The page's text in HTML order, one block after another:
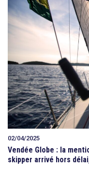
02/04/2025
Vendée Globe : la
skipper arrivé hors